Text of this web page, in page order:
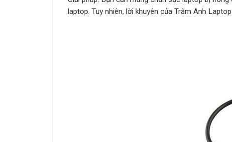
laptop. Tuy nhiên, lời khuyên của Trâm Anh